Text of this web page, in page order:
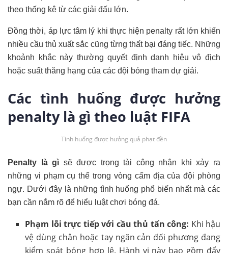
theo thống kê từ các giải đấu lớn.
Đồng thời, áp lực tâm lý khi thực hiện penalty rất lớn khiến
nhiều cầu thủ xuất sắc cũng từng thất bại đáng tiếc. Những
khoảnh khắc này thường quyết định danh hiệu vô địch
hoặc suất thăng hạng của các đội bóng tham dự giải.
Các tình huống được hưởng
penalty là gì theo luật FIFA
Tình huống được hưởng quả phạt đền
Penalty là gì sẽ được trọng tài công nhận khi xảy ra
những vi phạm cụ thể trong vòng cấm địa của đội phòng
ngự. Dưới đây là những tình huống phổ biến nhất mà các
bạn cần nắm rõ để hiểu luật chơi bóng đá.
Phạm lỗi trực tiếp với cầu thủ tấn công: Khi hậu
vệ dùng chân hoặc tay ngăn cản đối phương đang
kiểm soát bóng hợp lệ. Hành vi này bao gồm đẩy